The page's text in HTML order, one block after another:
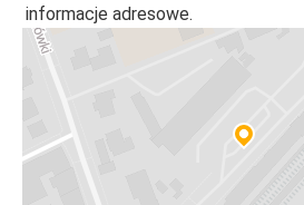
informacje adresowe.